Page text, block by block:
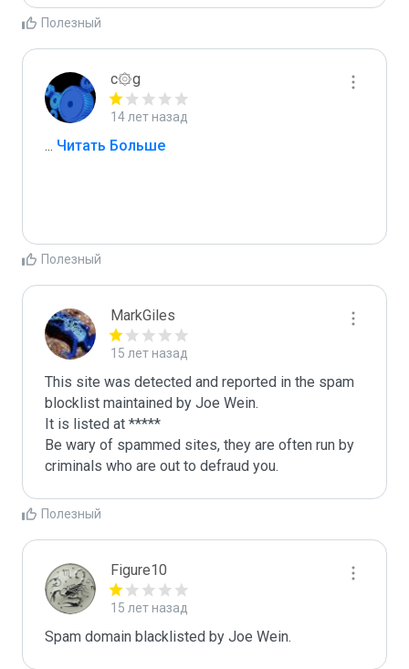
Полезный
c۞g
14 лет назад
... Читать Больше
Полезный
MarkGiles
15 лет назад
This site was detected and reported in the spam
blocklist maintained by Joe Wein.
It is listed at *****
Be wary of spammed sites, they are often run by
criminals who are out to defraud you.
Полезный
Figure10
15 лет назад
Spam domain blacklisted by Joe Wein.